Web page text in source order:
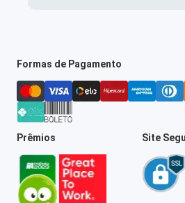
Formas de Pagamento
Prêmios Site